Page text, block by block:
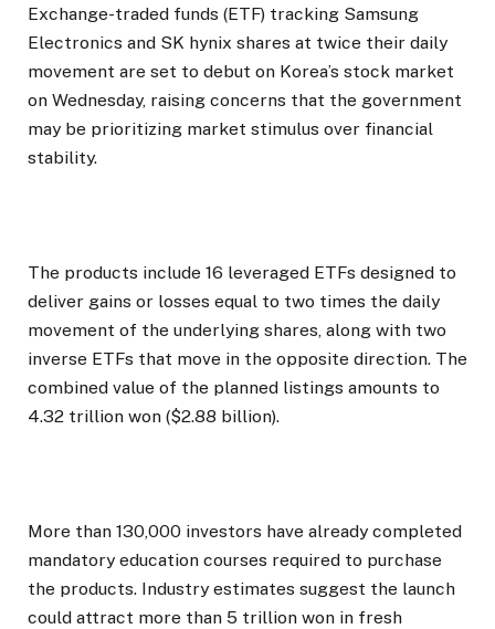
Exchange-traded funds (ETF) tracking Samsung
Electronics and SK hynix shares at twice their daily
movement are set to debut on Korea’s stock market
on Wednesday, raising concerns that the government
may be prioritizing market stimulus over financial
stability.
The products include 16 leveraged ETFs designed to
deliver gains or losses equal to two times the daily
movement of the underlying shares, along with two
inverse ETFs that move in the opposite direction. The
combined value of the planned listings amounts to
4.32 trillion won ($2.88 billion).
More than 130,000 investors have already completed
mandatory education courses required to purchase
the products. Industry estimates suggest the launch
could attract more than 5 trillion won in fresh